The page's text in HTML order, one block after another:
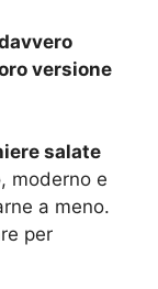
versione
salate
moderno e
a meno.
per